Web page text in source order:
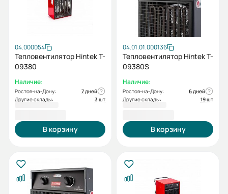
04.000054
Тепловентилятор Hintek T-
09380
Наличие:
Ростов-на-Дону:
7 дней
Другие склады:
3 шт
В корзину
04.01.01.000136
Тепловентилятор Hintek T-
09380S
Наличие:
Ростов-на-Дону:
6 дней
Другие склады:
19 шт
В корзину